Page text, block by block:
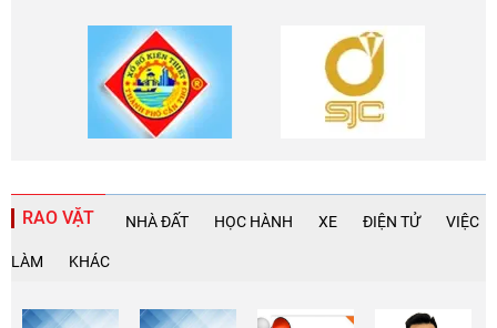
RAO VẶT NHÀ ĐẤT HỌC HÀNH XE ĐIỆN TỬ VIỆC
LÀM KHÁC